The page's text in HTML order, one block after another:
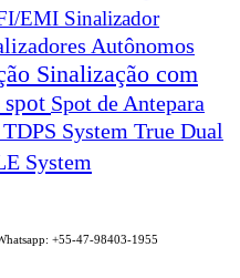
EMI Sinalizador
Autônomos
Sinalização com
spot Spot de Antepara
TDPS System True Dual
System
+55-47-98403-1955